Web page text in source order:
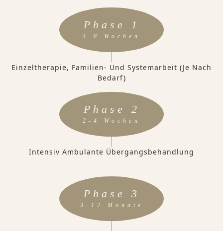
Phase 1
4-8 Wochen
Einzeltherapie, Familien- Und Systemarbeit (je Nach
Bedarf)
Phase 2
2-4 Wochen
Intensiv Ambulante Übergangsbehandlung
Phase 3
3-12 Monate